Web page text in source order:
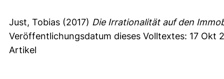
Just, Tobias (2017) Die Irrationalität auf den
Veröffentlichungsdatum dieses Volltextes: 17 Okt
Artikel